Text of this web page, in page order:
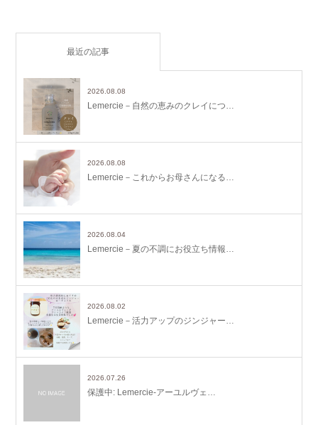
最近の記事
2026.08.08
Lemercie－自然の恵みのクレイにつ…
2026.08.08
Lemercie－これからお母さんになる…
2026.08.04
Lemercie－夏の不調にお役立ち情報…
2026.08.02
Lemercie－活力アップのジンジャー…
2026.07.26
保護中: Lemercie-アーユルヴェ…